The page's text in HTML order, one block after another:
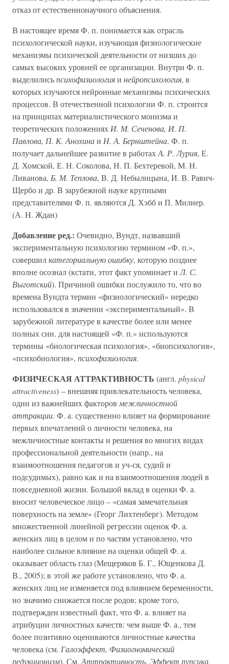
отказ от естественнонаучного объяснения.
В настоящее время Ф. п. понимается как отрасль
психологической науки, изучающая физиологические
механизмы психической деятельности от низших до
самых высоких уровней ее организации. Внутри Ф. п.
выделилисьпсихофизиологияи нейропсихология, в
которых изучаются нейронные механизмы психических
процессов. В отечественной психологии Ф. п. строится
на принципах материалистического монизма и
теоретических положениях И. М. Сеченова, И. П.
Павлова, П. К. Анохинаи Н. А. Бернштейна. Ф. п.
получает дальнейшее развитие в работахА. Р. Лурия, Е.
Д. Хомской, Е. Н. Соколова, Н. П. Бехтеревой, М. Н.
Ливанова, Б. М. Теплова, В. Д. Небылицына, И. В. Равич-
Щербо и др. В зарубежной науке крупными
представителями Ф. п. являются Д. Хэбб и П. Милнер.
(А. Н. Ждан)
Добавление ред.: Очевидно, Вундт, назвавший
экспериментальную психологию термином «Ф. п.»,
совершилкатегориальную ошибку, которую позднее
вполне осознал (кстати, этот факт упоминает иЛ. С.
Выготский). Причиной ошибки послужило то, что во
времена Вундта термин «физиологический» нередко
использовался в значении «экспериментальный». В
зарубежной литературе в качестве более или менее
полных син. для настоящей «Ф. п.» используются
термины «биологическая психология», «биопсихология»,
«психобиология», психофизиология.
ФИЗИЧЕСКАЯ АТТРАКТИВНОСТЬ (англ. physical
attractiveness) – внешняя привлекательность человека,
один из важнейших факторов межличностной
аттракции. Ф. а. существенно влияет на формирование
первых впечатлений о личности человека, на
межличностные контакты и решения во многих видах
профессиональной деятельности (напр., на
взаимоотношения педагогов и уч-ся, судий и
подсудимых), равно как и на взаимоотношения людей в
повседневной жизни. Большой вклад в оценки Ф. а.
вносит человеческое лицо – «самая замечательная
поверхность на земле» (Георг Лихтенберг). Методом
множественной линейной регрессии оценок Ф. а.
женских лиц в целом и по частям установлено, что
наиболее сильное влияние на оценки общей Ф. а.
оказывает область глаз (Мещеряков Б. Г., Ющенкова Д.
В., 2005); в этой же работе установлено, что Ф. а.
женских лиц не изменяется под влиянием беременности,
но значимо снижается после родов; кроме того,
подтвержден известный факт, что Ф. а. влияет на
атрибуции личностных качеств: чем выше Ф. а., тем
более позитивно оцениваются личностные качества
человека (см. Галоэффект, Физиогномический
редукционизм). См. Аттрактивность, Эффект пупсика.